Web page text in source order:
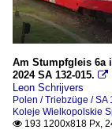
Am Stumpfgleis 6a
2024 SA 132-015. 
Leon Schrijvers
Polen / Triebzüge /
Koleje Wielkopolskie
 193 1200x818 Px,